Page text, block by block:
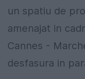
un spatiu de
amenajat in
Cannes -
desfasura in